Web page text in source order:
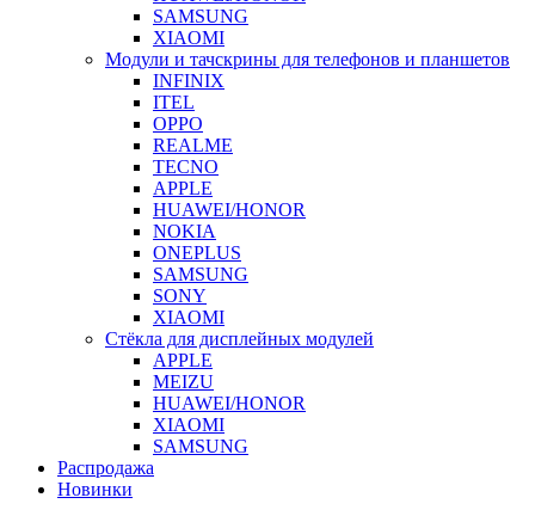
SAMSUNG
XIAOMI
Модули и тачскрины для телефонов и планшетов
INFINIX
ITEL
OPPO
REALME
TECNO
APPLE
HUAWEI/HONOR
NOKIA
ONEPLUS
SAMSUNG
SONY
XIAOMI
Стёкла для дисплейных модулей
APPLE
MEIZU
HUAWEI/HONOR
XIAOMI
SAMSUNG
Распродажа
Новинки